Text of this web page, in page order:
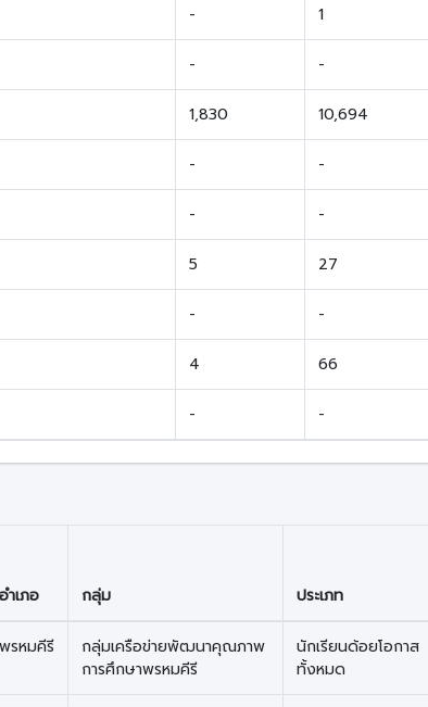
- 1
- -
1,830 10,694
- -
- -
5 27
- -
4 66
- -
อำเภอ กลุ่ม ประเภท
พรหมคีรี
กลุ่มเครือข่ายพัฒนาคุณภาพ
การศึกษาพรหมคีรี
นักเรียนด้อยโอกาส
ทั้งหมด